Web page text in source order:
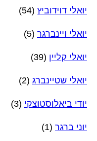
יואלי דוידוביץ (54)
יואלי ויינברגר (5)
יואלי קליין (39)
יואלי שטיינברג (2)
יודי ביאלוסטוצקי (3)
יוני ברגר (1)